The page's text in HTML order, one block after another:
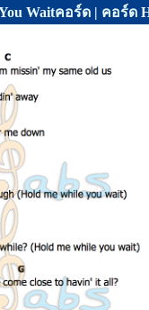
Waitคอร์ด | คอร์ด